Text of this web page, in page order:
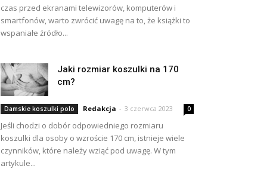
czas przed ekranami telewizorów, komputerów i
smartfonów, warto zwrócić uwagę na to, że książki to
wspaniałe źródło...
Jaki rozmiar koszulki na 170
cm?
Damskie koszulki polo Redakcja - 3 czerwca 2023 0
Jeśli chodzi o dobór odpowiedniego rozmiaru
koszulki dla osoby o wzroście 170 cm, istnieje wiele
czynników, które należy wziąć pod uwagę. W tym
artykule...